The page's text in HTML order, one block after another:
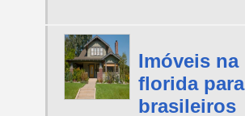
Imóveis na
florida para
brasileiros